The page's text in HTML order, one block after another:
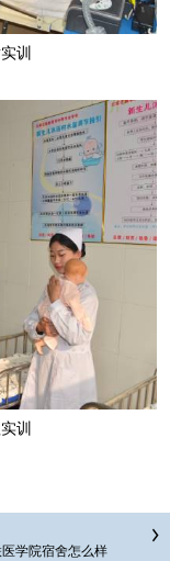
训
训
学院宿舍怎么样